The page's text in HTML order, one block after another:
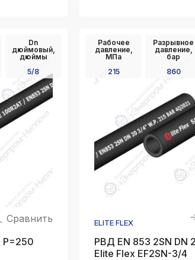
Dn
дюймовый,
дюймы
5/8
Сравнить
P=250
Рабочее
давление,
МПа
215
Разрывное
давление,
бар
860
ELITE FLEX
РВД EN 853 2SN DN
Elite Flex EF2SN-3/4